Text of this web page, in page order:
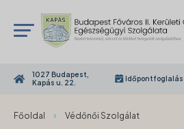
1027 Budapest,
Kapás u. 22.
Időpontfoglalás
Főoldal › Védőnői Szolgálat